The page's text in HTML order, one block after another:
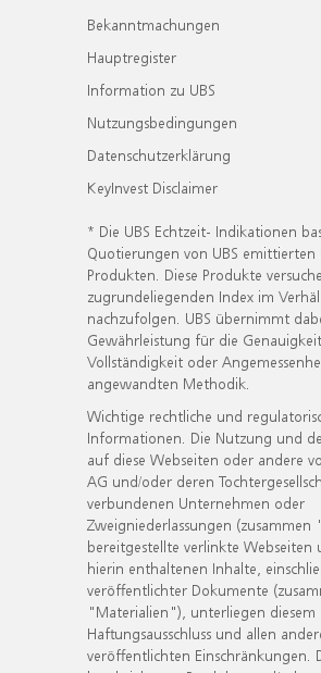
Bekanntmachungen
Hauptregister
Information zu UBS
Nutzungsbedingungen
Datenschutzerklärung
KeyInvest Disclaimer
* Die UBS Echtzeit- Indikationen
Quotierungen von UBS emittierten
Produkten. Diese Produkte
zugrundeliegenden Index im
nachzufolgen. UBS übernimmt
Gewährleistung für die
Vollständigkeit oder
angewandten Methodik.
Wichtige rechtliche und
Informationen. Die Nutzung und
auf diese Webseiten oder andere
AG und/oder deren
verbundenen Unternehmen oder
Zweigniederlassungen (zusammen
bereitgestellte verlinkte Webseiten
hierin enthaltenen Inhalte,
veröffentlichter Dokumente
"Materialien"), unterliegen diesem
Haftungsausschluss und allen
veröffentlichten Einschränkungen.